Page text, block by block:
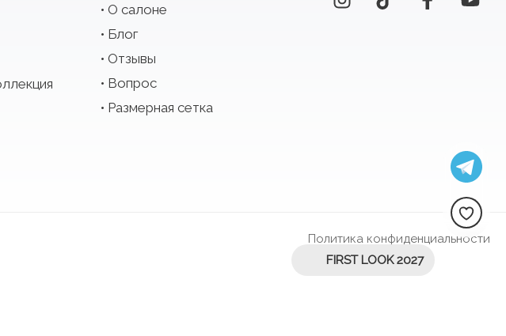
О салоне
Блог
Отзывы
Вопрос
Размерная сетка
Политика конфиденциальности
FIRST LOOK 2027